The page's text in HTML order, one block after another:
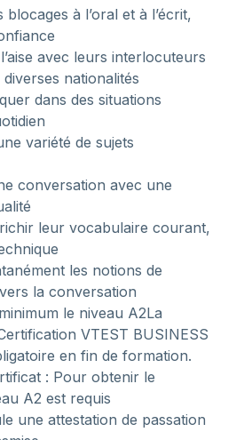
à l’oral et à l’écrit,
avec leurs interlocuteurs
nationalités
dans des situations
variété de sujets
conversation avec une
leur vocabulaire courant,
les notions de
la conversation
le niveau A2La
VTEST BUSINESS
en fin de formation.
: Pour obtenir le
A2 est requis
une attestation de passation